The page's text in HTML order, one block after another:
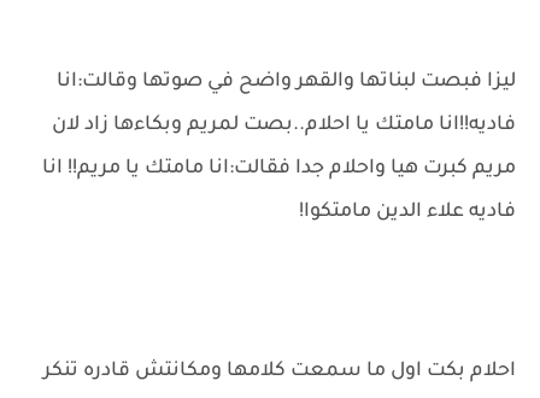
ليزا فبصت لبناتها والقهر واضح في صوتها وقالت:انا
فاديه!!انا مامتك يا احلام..بصت لمريم وبكاءها زاد لان
مريم كبرت هيا واحلام جدا فقالت:انا مامتك يا مريم!! انا
فاديه علاء الدين مامتكوا!
احلام بكت اول ما سمعت كلامها ومكانتش قادره تنكر